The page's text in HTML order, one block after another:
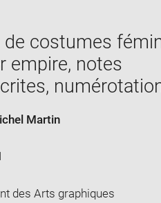
de costumes
empire, notes
Martin
des Arts graphiques